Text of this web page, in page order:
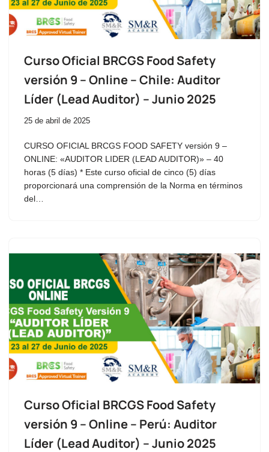
Curso Oficial BRCGS Food Safety
versión 9 – Online – Chile: Auditor
Líder (Lead Auditor) – Junio 2025
25 de abril de 2025
CURSO OFICIAL BRCGS FOOD SAFETY versión 9 –
ONLINE: «AUDITOR LIDER (LEAD AUDITOR)» – 40
horas (5 días) * Este curso oficial de cinco (5) días
proporcionará una comprensión de la Norma en términos
del…
Curso Oficial BRCGS Food Safety
versión 9 – Online – Perú: Auditor
Líder (Lead Auditor) – Junio 2025